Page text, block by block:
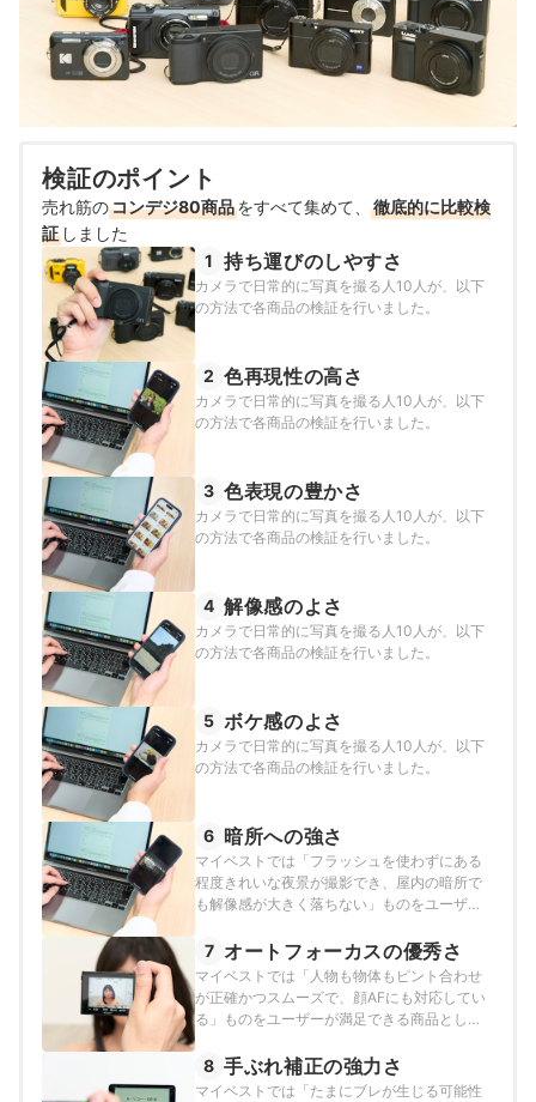
検証のポイント
売れ筋のコンデジ80商品をすべて集めて、
徹底的に比較検
証 しました
1 持ち運びのしやすさ
カメラで日常的に写真を撮る人10人が、以下
の方法で各商品の検証を行いました。
2 色再現性の高さ
カメラで日常的に写真を撮る人10人が、以下
の方法で各商品の検証を行いました。
3 色表現の豊かさ
カメラで日常的に写真を撮る人10人が、以下
の方法で各商品の検証を行いました。
4 解像感のよさ
カメラで日常的に写真を撮る人10人が、以下
の方法で各商品の検証を行いました。
5 ボケ感のよさ
カメラで日常的に写真を撮る人10人が、以下
の方法で各商品の検証を行いました。
6 暗所への強さ
マイベストでは「フラッシュを使わずにある
程度きれいな夜景が撮影でき、屋内の暗所で
も解像感が大きく落ちない」ものをユーザー
行いました。
7 オートフォーカスの優秀さ
マイベストでは「人物も物体もピント合わせ
が正確かつスムーズで、顔AFにも対応してい
る」ものをユーザーが満足できる商品とし、
おすすめ度をスコア化しました。
8 手ぶれ補正の強力さ
マイベストでは「たまにブレが生じる可能性